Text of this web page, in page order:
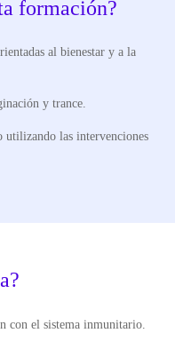
formación?
al bienestar y a la
y trance.
utilizando las intervenciones
con el sistema inmunitario.